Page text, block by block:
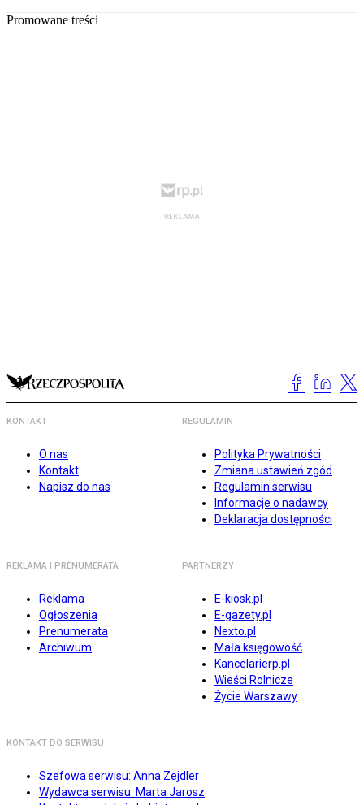
Promowane treści
KONTAKT
O nas
Kontakt
Napisz do nas
REGULAMIN
Polityka Prywatności
Zmiana ustawień zgód
Regulamin serwisu
Informacje o nadawcy
Deklaracja dostępności
REKLAMA I PRENUMERATA
Reklama
Ogłoszenia
Prenumerata
Archiwum
PARTNERZY
E-kiosk.pl
E-gazety.pl
Nexto.pl
Mała księgowość
Kancelarierp.pl
Wieści Rolnicze
Życie Warszawy
KONTAKT DO SERWISU
Szefowa serwisu: Anna Zejdler
Wydawca serwisu: Marta Jarosz